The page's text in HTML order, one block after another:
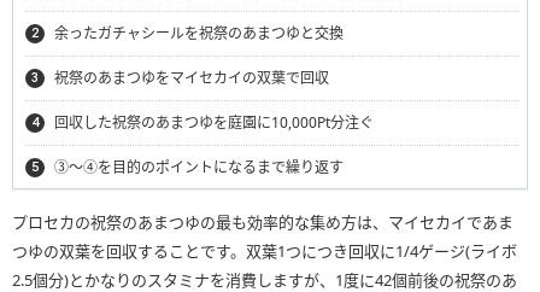
余ったガチャシールを祝祭のあまつゆと交換
祝祭のあまつゆをマイセカイの双葉で回収
回収した祝祭のあまつゆを庭園に10,000Pt分注ぐ
③〜④を目的のポイントになるまで繰り返す
プロセカの祝祭のあまつゆの最も効率的な集め方は、マイセカイであま
つゆの双葉を回収することです。双葉1つにつき回収に1/4ゲージ(ライボ
2.5個分)とかなりのスタミナを消費しますが、1度に42個前後の祝祭のあ